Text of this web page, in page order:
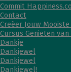
Commit
Contact
Creëer Jouw
Cursus Genieten
Dankje
Dankjewel
Dankjewel
Dankjewel!